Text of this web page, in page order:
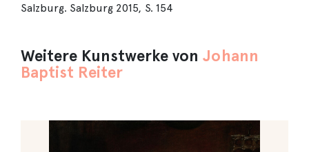
Salzburg. Salzburg 2015, S. 154
Weitere Kunstwerke vonJohann
Baptist Reiter